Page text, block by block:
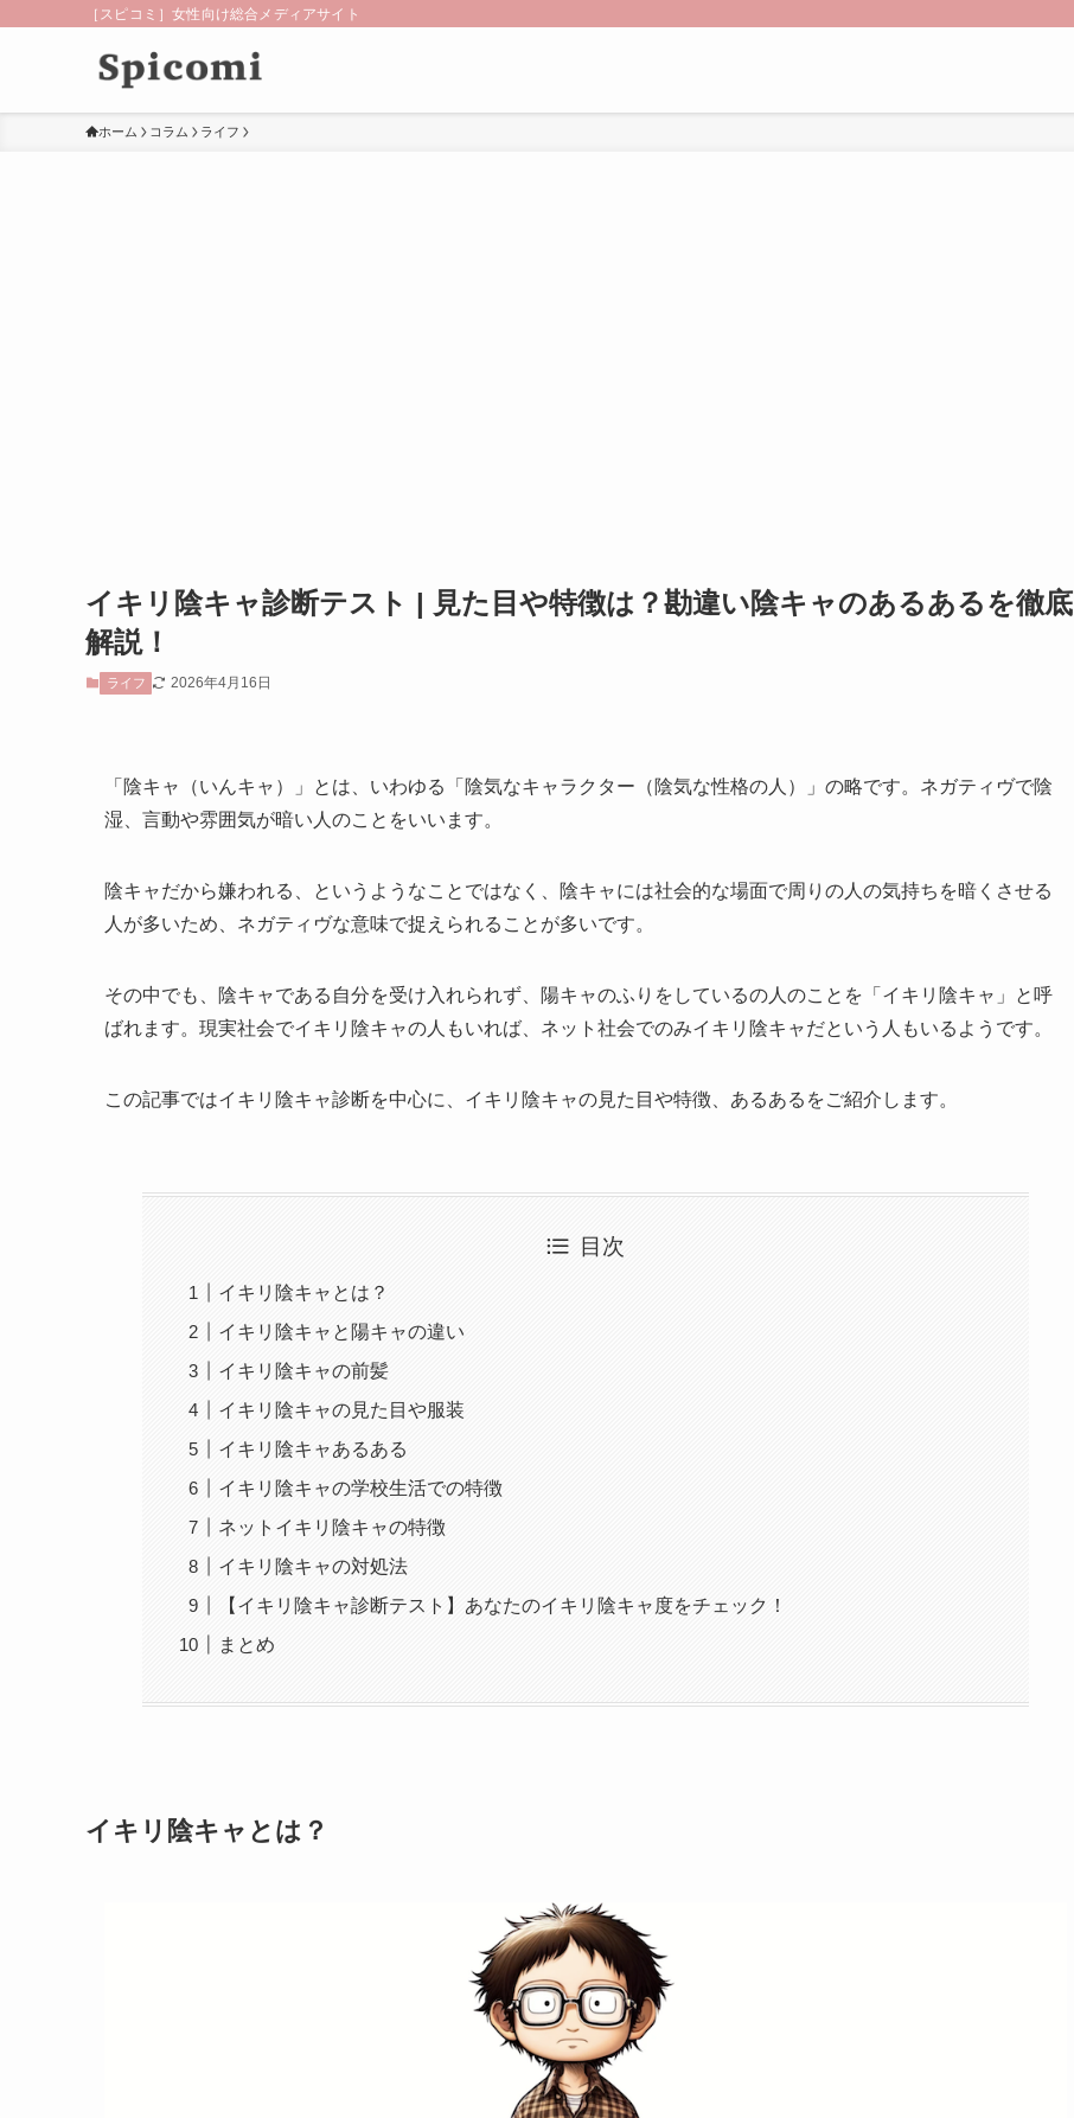
［スピコミ］女性向け総合メディアサイト
ホーム コラム ライフ
イキリ陰キャ診断テスト | 見た目や特徴は？勘違い陰キャのあるあるを徹底
解説！
ライフ 2026年4月16日
「陰キャ（いんキャ）」とは、いわゆる「陰気なキャラクター（陰気な性格の人）」の略です。ネガティヴで陰
湿、言動や雰囲気が暗い人のことをいいます。
陰キャだから嫌われる、というようなことではなく、陰キャには社会的な場面で周りの人の気持ちを暗くさせる
人が多いため、ネガティヴな意味で捉えられることが多いです。
その中でも、陰キャである自分を受け入れられず、陽キャのふりをしているの人のことを「イキリ陰キャ」と呼
ばれます。現実社会でイキリ陰キャの人もいれば、ネット社会でのみイキリ陰キャだという人もいるようです。
この記事ではイキリ陰キャ診断を中心に、イキリ陰キャの見た目や特徴、あるあるをご紹介します。
目次
イキリ陰キャとは？
イキリ陰キャと陽キャの違い
イキリ陰キャの前髪
イキリ陰キャの見た目や服装
イキリ陰キャあるある
イキリ陰キャの学校生活での特徴
ネットイキリ陰キャの特徴
イキリ陰キャの対処法
【イキリ陰キャ診断テスト】あなたのイキリ陰キャ度をチェック！
まとめ
イキリ陰キャとは？